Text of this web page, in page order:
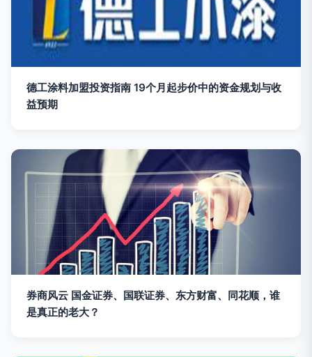
德工涂料加盟投资指南 19个月起步价中的资金规划与收
益预期
券商风云 国金证券、国联证券、东方财富、同花顺，谁
是真正的老大？